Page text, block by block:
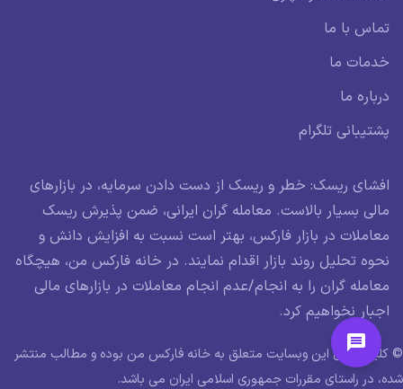
تماس با ما
خدمات ما
درباره ما
پشتیبانی تلگرام
افشای ریسک: خطر و ریسک از دست دادن سرمایه، در بازارهای
مالی بسیار بالاست. معامله گران ایرانی، ضمن پذیرش ریسک
معاملات در بازار فارکس، بهتر است نسبت به افزایش دانش و
نحوه تحلیل روند بازار اقدام نمایند. در خانه فارکس من، هیچگاه
معامله گران را به انجام/عدم انجام معاملات در بازارهای مالی
اجبار نخواهیم کرد.
© کلیه حقوق این وبسایت متعلق به خانه فارکس من بوده و مطالب منتشر
شده، در راستای مقررات جمهوری اسلامی ایران می باشد.